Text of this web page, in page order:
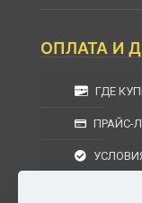
ОПЛАТА И
ГДЕ
ПРАЙС-